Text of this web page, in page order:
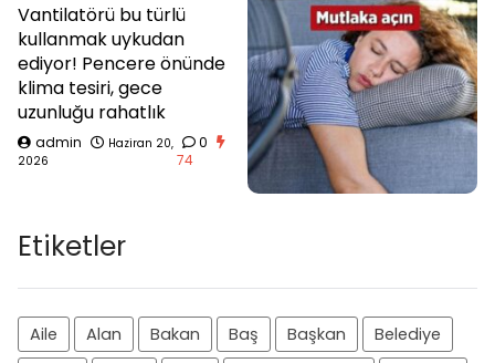
Vantilatörü bu türlü
kullanmak uykudan
ediyor! Pencere önünde
klima tesiri, gece
uzunluğu rahatlık
admin
Haziran 20,
2026
0
74
Etiketler
Aile Alan Bakan Baş Başkan
Belediye